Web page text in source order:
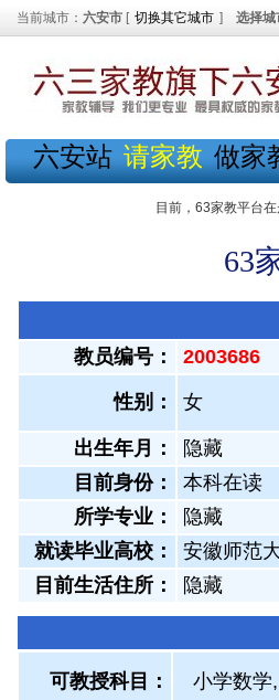
当前城市： 六安市 [ 切换其它城市 ] 选择城
六安站 请家教 做家
目前，63家教平台
63
教员编号： 2003686
性别： 女
出生年月：
隐藏
目前身份： 本科在读
所学专业：
隐藏
就读毕业高校：
安徽师范
目前生活住所：
隐藏
可教授科目： 小学数学